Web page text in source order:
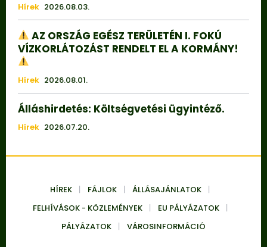
Hírek 2026.08.03.
AZ ORSZÁG EGÉSZ TERÜLETÉN I. FOKÚ
VÍZKORLÁTOZÁST RENDELT EL A KORMÁNY!
Hírek 2026.08.01.
Álláshirdetés: Költségvetési ügyintéző.
Hírek 2026.07.20.
HÍREK FÁJLOK
ÁLLÁSAJÁNLATOK
FELHÍVÁSOK - KÖZLEMÉNYEK
EU PÁLYÁZATOK
PÁLYÁZATOK
VÁROSINFORMÁCIÓ